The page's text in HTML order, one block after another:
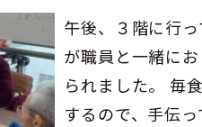
午後、３階に行
が職員と一緒に
られました。 毎
するので、手伝